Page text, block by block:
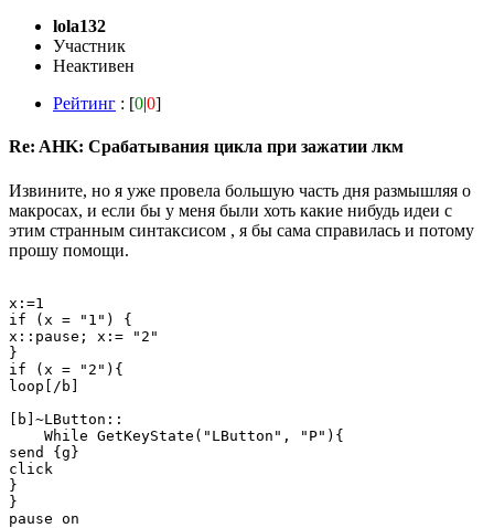
lola132
Участник
Неактивен
Рейтинг : [0|0]
Re: AHK: Срабатывания цикла при зажатии лкм
Извините, но я уже провела большую часть дня размышляя о
макросах, и если бы у меня были хоть какие нибудь идеи с
этим странным синтаксисом , я бы сама справилась и потому
прошу помощи.
x:=1
if (x = "1") {
x::pause; x:= "2"
}
if (x = "2"){
loop[/b]
[b]~LButton::
    While GetKeyState("LButton", "P"){
send {g}
click
}
}
pause on